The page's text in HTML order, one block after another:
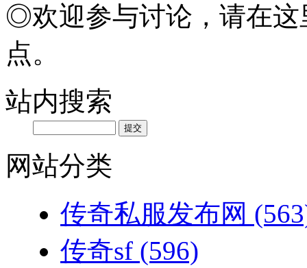
◎欢迎参与讨论，请在这
点。
站内搜索
网站分类
传奇私服发布网
传奇sf (596)